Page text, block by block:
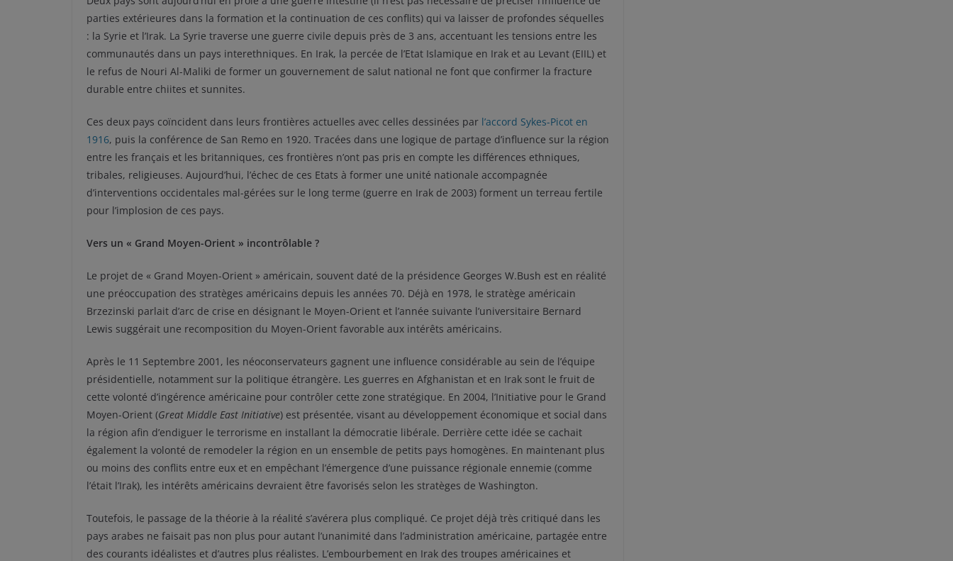
parties extérieures dans la formation et la continuation de ces conflits) qui va laisser de profondes séquelles
: la Syrie et l’Irak. La Syrie traverse une guerre civile depuis près de 3 ans, accentuant les tensions entre les
communautés dans un pays interethniques. En Irak, la percée de l’Etat Islamique en Irak et au Levant (EIIL) et
le refus de Nouri Al-Maliki de former un gouvernement de salut national ne font que confirmer la fracture
durable entre chiites et sunnites.
Ces deux pays coïncident dans leurs frontières actuelles avec celles dessinées par l’accord Sykes-Picot en
1916, puis la conférence de San Remo en 1920. Tracées dans une logique de partage d’influence sur la région
entre les français et les britanniques, ces frontières n’ont pas pris en compte les différences ethniques,
tribales, religieuses. Aujourd’hui, l’échec de ces Etats à former une unité nationale accompagnée
d’interventions occidentales mal-gérées sur le long terme (guerre en Irak de 2003) forment un terreau fertile
pour l’implosion de ces pays.
Vers un « Grand Moyen-Orient » incontrôlable ?
Le projet de « Grand Moyen-Orient » américain, souvent daté de la présidence Georges W.Bush est en réalité
une préoccupation des stratèges américains depuis les années 70. Déjà en 1978, le stratège américain
Brzezinski parlait d’arc de crise en désignant le Moyen-Orient et l’année suivante l’universitaire Bernard
Lewis suggérait une recomposition du Moyen-Orient favorable aux intérêts américains.
Après le 11 Septembre 2001, les néoconservateurs gagnent une influence considérable au sein de l’équipe
présidentielle, notamment sur la politique étrangère. Les guerres en Afghanistan et en Irak sont le fruit de
cette volonté d’ingérence américaine pour contrôler cette zone stratégique. En 2004, l’Initiative pour le Grand
Moyen-Orient (Great Middle East Initiative) est présentée, visant au développement économique et social dans
la région afin d’endiguer le terrorisme en installant la démocratie libérale. Derrière cette idée se cachait
également la volonté de remodeler la région en un ensemble de petits pays homogènes. En maintenant plus
ou moins des conflits entre eux et en empêchant l’émergence d’une puissance régionale ennemie (comme
l’était l’Irak), les intérêts américains devraient être favorisés selon les stratèges de Washington.
Toutefois, le passage de la théorie à la réalité s’avérera plus compliqué. Ce projet déjà très critiqué dans les
pays arabes ne faisait pas non plus pour autant l’unanimité dans l’administration américaine, partagée entre
des courants idéalistes et d’autres plus réalistes. L’embourbement en Irak des troupes américaines et